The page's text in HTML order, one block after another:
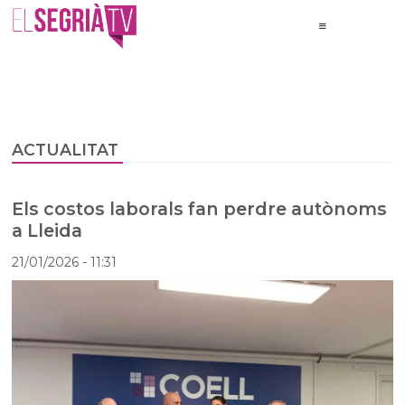
ACTUALITAT
Els costos laborals fan perdre autònoms
a Lleida
21/01/2026- 11:31